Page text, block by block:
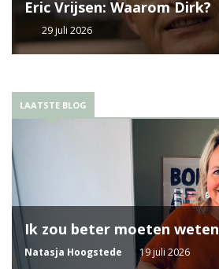
Eric Vrijsen: Waarom Dirk?
29 juli 2026
LAATSTE BLOG
Ik zou beter moeten weten
Natasja Hoogstede 19 juli 2026